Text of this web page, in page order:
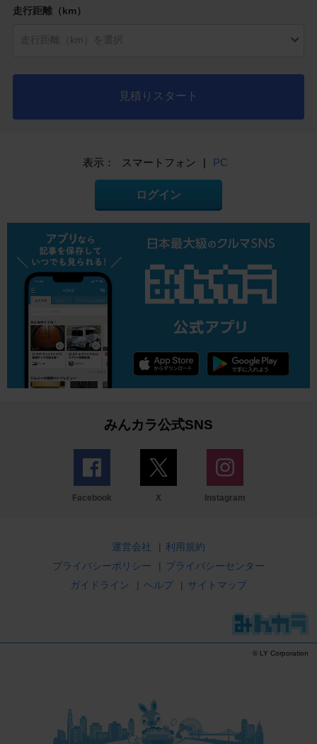
走行距離（km）
見積りスタート
表示： スマートフォン | PC
ログイン
みんカラ公式SNS
Facebook X Instagram
運営会社 | 利用規約
プライバシーポリシー
| プライバシーセンター
ガイドライン
| ヘルプ | サイトマップ
© LY Corporation